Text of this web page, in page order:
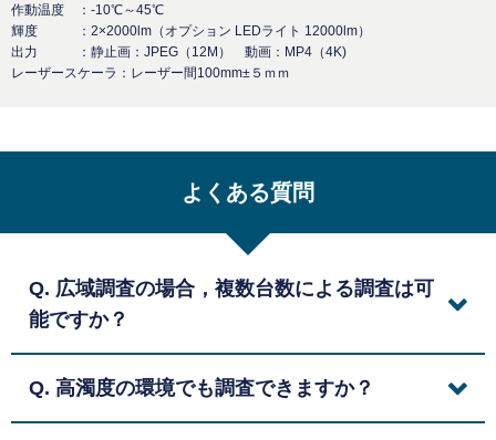
作動温度 ：-10℃～45℃
輝度 ：2×2000lm （オプション LEDライト 12000lm）
出力 ：静止画：JPEG（12M） 動画：MP4（4K)
レーザースケーラ：レーザー間100mm±５ｍｍ
よくある質問
Q. 広域調査の場合，複数台数による調査は可
能ですか？
Q. 高濁度の環境でも調査できますか？